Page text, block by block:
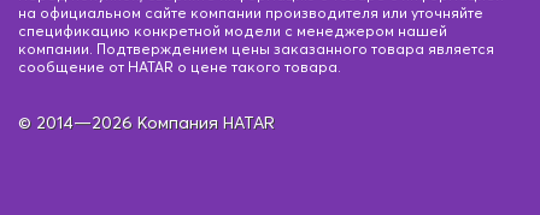
на официальном сайте компании производителя или уточняйте
спецификацию конкретной модели с менеджером нашей
компании. Подтверждением цены заказанного товара является
сообщение от HATAR о цене такого товара.
© 2014—2026 Компания HATAR